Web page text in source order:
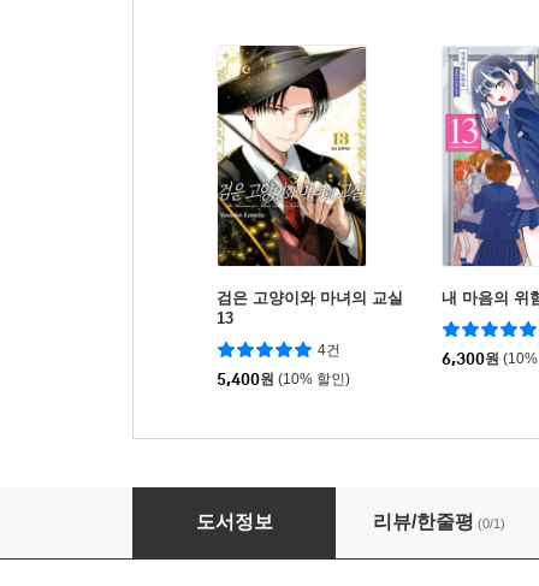
검은 고양이와 마녀의 교실
13
4건
5,400원 (10% 할인)
내 마음의 위
6,300원
흑연의 성자 6
도서정보 리뷰/한줄평 (0/1)